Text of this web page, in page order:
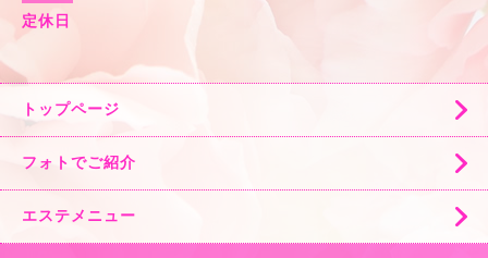
定休日
トップページ
フォトでご紹介
エステメニュー